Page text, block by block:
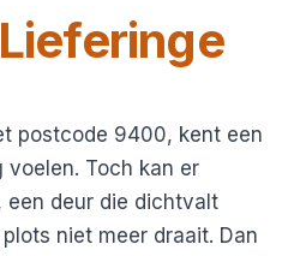
Lieferinge
postcode 9400, kent een
Toch kan er
een deur die dichtvalt
niet meer draait. Dan